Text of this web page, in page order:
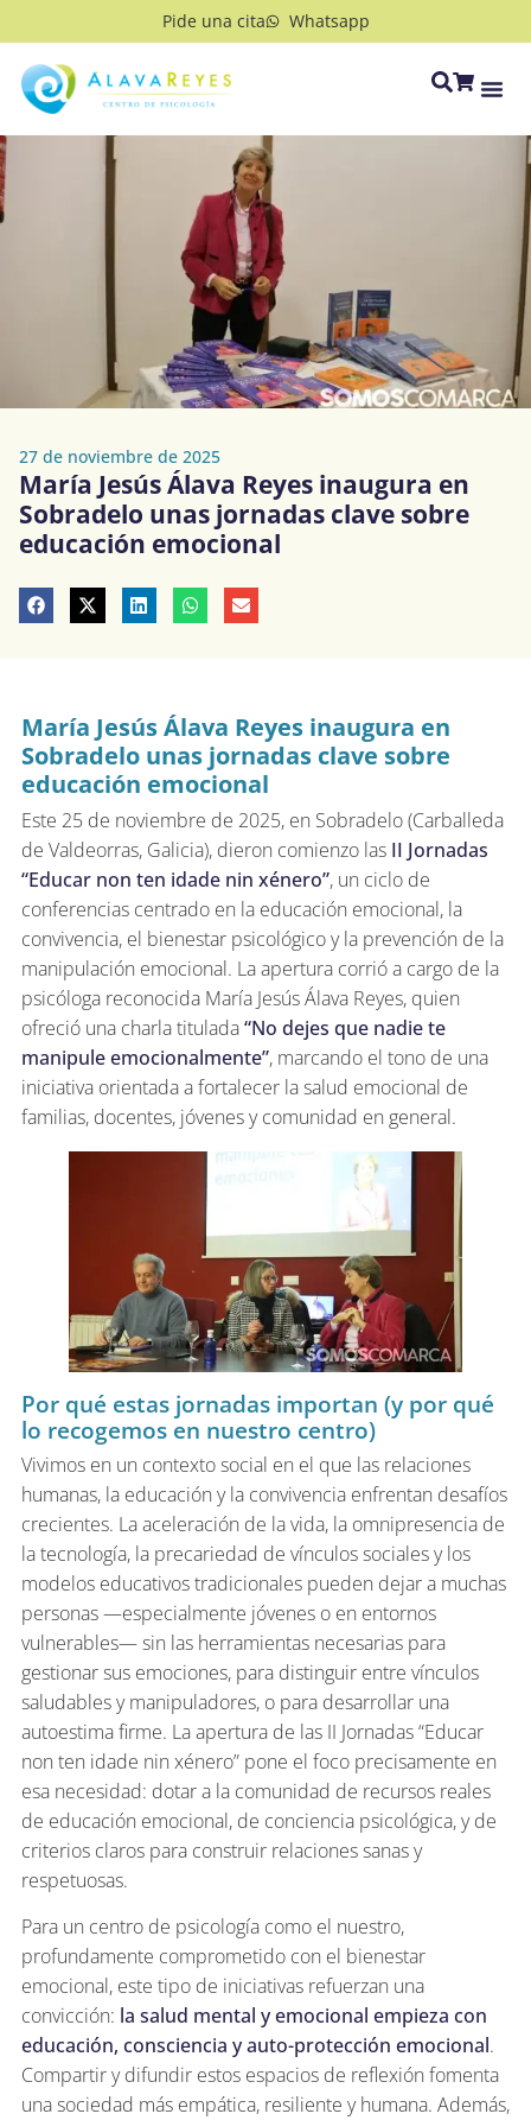
Pide una cita Whatsapp
27 de noviembre de 2025
María Jesús Álava Reyes inaugura en
Sobradelo unas jornadas clave sobre
educación emocional
María Jesús Álava Reyes inaugura en
Sobradelo unas jornadas clave sobre
educación emocional
Este 25 de noviembre de 2025, en Sobradelo (Carballeda
de Valdeorras, Galicia), dieron comienzo las II Jornadas
“Educar non ten idade nin xénero”, un ciclo de
conferencias centrado en la educación emocional, la
convivencia, el bienestar psicológico y la prevención de la
manipulación emocional. La apertura corrió a cargo de la
psicóloga reconocida María Jesús Álava Reyes, quien
ofreció una charla titulada“No dejes que nadie te
manipule emocionalmente”, marcando el tono de una
iniciativa orientada a fortalecer la salud emocional de
familias, docentes, jóvenes y comunidad en general.
Por qué estas jornadas importan (y por qué
lo recogemos en nuestro centro)
Vivimos en un contexto social en el que las relaciones
humanas, la educación y la convivencia enfrentan desafíos
crecientes. La aceleración de la vida, la omnipresencia de
la tecnología, la precariedad de vínculos sociales y los
modelos educativos tradicionales pueden dejar a muchas
personas —especialmente jóvenes o en entornos
vulnerables— sin las herramientas necesarias para
gestionar sus emociones, para distinguir entre vínculos
saludables y manipuladores, o para desarrollar una
autoestima firme. La apertura de las II Jornadas “Educar
non ten idade nin xénero” pone el foco precisamente en
esa necesidad: dotar a la comunidad de recursos reales
de educación emocional, de conciencia psicológica, y de
criterios claros para construir relaciones sanas y
respetuosas.
Para un centro de psicología como el nuestro,
profundamente comprometido con el bienestar
emocional, este tipo de iniciativas refuerzan una
convicción: la salud mental y emocional empieza con
educación, consciencia y auto-protección emocional.
Compartir y difundir estos espacios de reflexión fomenta
una sociedad más empática, resiliente y humana. Además,